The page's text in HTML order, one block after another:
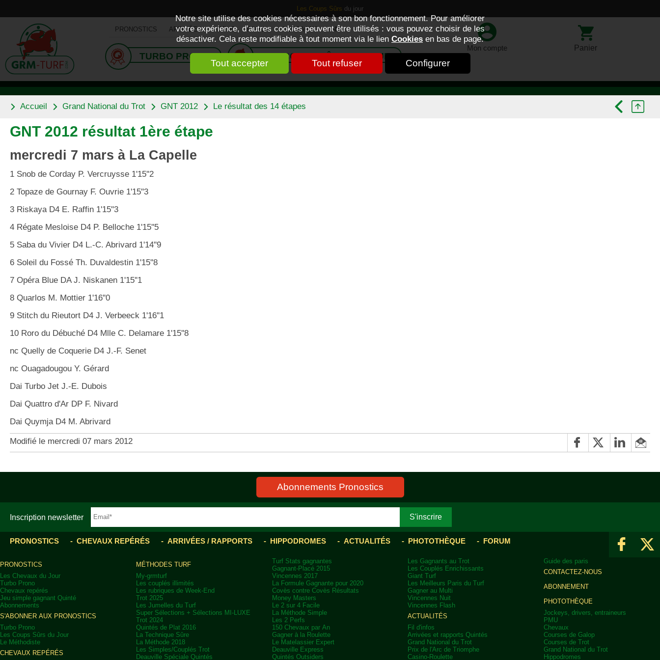
Notre site utilise des cookies nécessaires à son bon fonctionnement. Pour améliorer
votre expérience, d’autres cookies peuvent être utilisés : vous pouvez choisir de les
désactiver. Cela reste modifiable à tout moment via le lien Cookies en bas de page.
Tout accepter Tout refuser Configurer
Les Coups Sûrs du jour
PRONOSTICS ARRIVÉES ACTUS FORUM OUVRAGES GNT
TURBO PRONO LES COUPS SÛRS DU JOUR
Mon compte Panier
Accueil Grand National du Trot GNT 2012 Le résultat des 14 étapes
GNT 2012 résultat 1ère étape
mercredi 7 mars à La Capelle
1 Snob de Corday P. Vercruysse 1'15''2
2 Topaze de Gournay F. Ouvrie 1'15''3
3 Riskaya D4 E. Raffin 1'15''3
4 Régate Mesloise D4 P. Belloche 1'15''5
5 Saba du Vivier D4 L.-C. Abrivard 1'14''9
6 Soleil du Fossé Th. Duvaldestin 1'15''8
7 Opéra Blue DA J. Niskanen 1'15''1
8 Quarlos M. Mottier 1'16''0
9 Stitch du Rieutort D4 J. Verbeeck 1'16''1
10 Roro du Débuché D4 Mlle C. Delamare 1'15''8
nc Quelly de Coquerie D4 J.-F. Senet
nc Ouagadougou Y. Gérard
Dai Turbo Jet J.-E. Dubois
Dai Quattro d'Ar DP F. Nivard
Dai Quymja D4 M. Abrivard
Modifié le mercredi 07 mars 2012
Abonnements Pronostics
Inscription newsletter
PRONOSTICS CHEVAUX REPÉRÉS ARRIVÉES / RAPPORTS HIPPODROMES ACTUALITÉS PHOTOTHÈQUE FORUM
PRONOSTICS
Les Chevaux du Jour
Turbo Prono
Chevaux repérés
Jeu simple gagnant Quinté
Abonnements
S'ABONNER AUX PRONOSTICS
Turbo Prono
Les Coups Sûrs du Jour
Le Méthodiste
CHEVAUX REPÉRÉS
MÉTHODES TURF
My-grmturf
Les couplés illimités
Les rubriques de Week-End
Trot 2025
Les Jumelles du Turf
Super Sélections + Sélections MI-LUXE
Trot 2024
Quintés de Plat 2016
La Technique Sûre
La Méthode 2018
Les Simples/Couplés Trot
Deauville Spéciale Quintés
Turf Stats gagnantes
Gagnant-Placé 2015
Vincennes 2017
La Formule Gagnante pour 2020
Covès contre Covès Résultats
Money Masters
Le 2 sur 4 Facile
La Méthode Simple
Les 2 Perfs
150 Chevaux par An
Gagner à la Roulette
Le Matelassier Expert
Deauville Express
Quintés Outsiders
Les Gagnants au Trot
Les Couplés Enrichissants
Giant Turf
Les Meilleurs Paris du Turf
Gagner au Multi
Vincennes Nuit
Vincennes Flash
ACTUALITÉS
Fil d'infos
Arrivées et rapports Quintés
Grand National du Trot
Prix de l'Arc de Triomphe
Casino-Roulette
Guide des paris
CONTACTEZ-NOUS
ABONNEMENT
PHOTOTHÈQUE
Jockeys, drivers, entraineurs
PMU
Chevaux
Courses de Galop
Courses de Trot
Grand National du Trot
Hippodromes